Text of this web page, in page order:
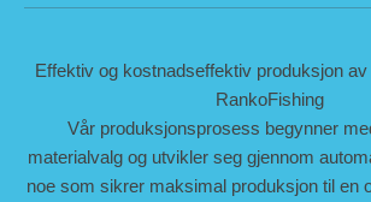
Effektiv og kostnadseffektiv produksjon
RankoFishing
Vår produksjonsprosess begynner
materialvalg og utvikler seg gjennom
noe som sikrer maksimal produksjon til en